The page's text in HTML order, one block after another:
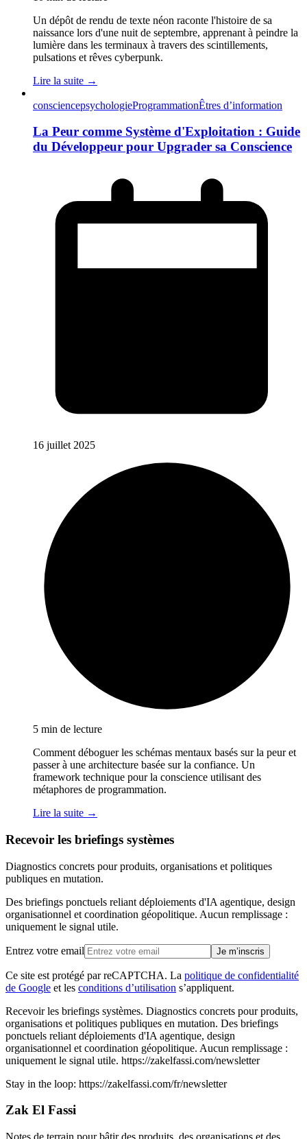
Un dépôt de rendu de texte néon raconte l'histoire de sa
naissance lors d'une nuit de septembre, apprenant à peindre la
lumière dans les terminaux à travers des scintillements,
pulsations et rêves cyberpunk.
Lire la suite →
consciencepsychologieProgrammationÊtres d’information
La Peur comme Système d'Exploitation : Guide
du Développeur pour Upgrader sa Conscience
16 juillet 2025
5 min de lecture
Comment déboguer les schémas mentaux basés sur la peur et
passer à une architecture basée sur la confiance. Un
framework technique pour la conscience utilisant des
métaphores de programmation.
Lire la suite →
Recevoir les briefings systèmes
Diagnostics concrets pour produits, organisations et politiques
publiques en mutation.
Des briefings ponctuels reliant déploiements d'IA agentique, design
organisationnel et coordination géopolitique. Aucun remplissage :
uniquement le signal utile.
Entrez votre email Je m’inscris
Ce site est protégé par reCAPTCHA. La politique de confidentialité
de Google et les conditions d’utilisation s’appliquent.
Recevoir les briefings systèmes. Diagnostics concrets pour produits,
organisations et politiques publiques en mutation. Des briefings
ponctuels reliant déploiements d'IA agentique, design
organisationnel et coordination géopolitique. Aucun remplissage :
uniquement le signal utile. https://zakelfassi.com/newsletter
Stay in the loop: https://zakelfassi.com/fr/newsletter
Zak El Fassi
Notes de terrain pour bâtir des produits, des organisations et des